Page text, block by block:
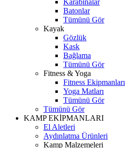
Karabinalar
Batonlar
Tümünü Gör
Kayak
Gözlük
Kask
Bağlama
Tümünü Gör
Fitness & Yoga
Fitness Ekipmanları
Yoga Matları
Tümünü Gör
Tümünü Gör
KAMP EKİPMANLARI
El Aletleri
Aydınlatma Ürünleri
Kamp Malzemeleri